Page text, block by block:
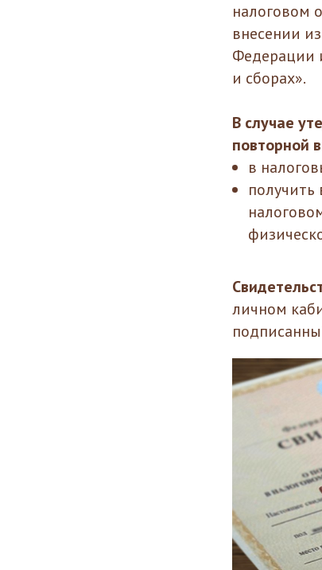
налоговом
внесении
Федерации
и сборах».
В случае
повторной
в
получить
личном